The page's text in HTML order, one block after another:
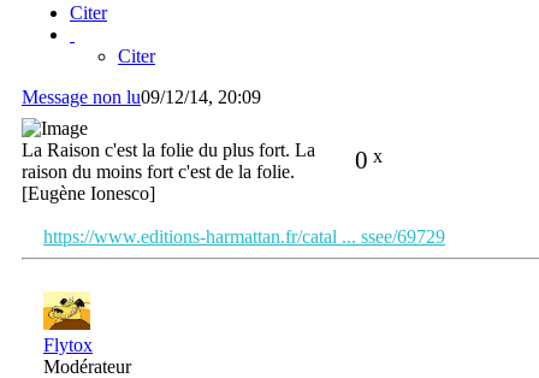
Citer
Citer
Message non lu09/12/14, 20:09
0 x
La Raison c'est la folie du plus fort. La
raison du moins fort c'est de la folie.
[Eugène Ionesco]
https://www.editions-harmattan.fr/catal ... ssee/69729
Flytox
Modérateur